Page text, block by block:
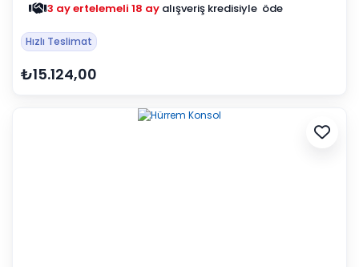
3 ay ertelemeli 18 ay alışveriş kredisiyle öde
Hızlı Teslimat
₺15.124,00